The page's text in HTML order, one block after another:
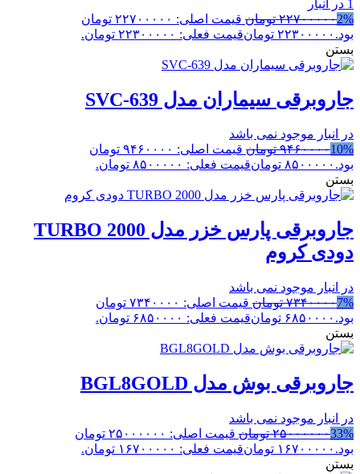
1 در انبار
2%۲۲۷۰۰۰۰۰ تومان
قیمت اصلی: ۲۲۷۰۰۰۰۰ تومان
بود. ۲۲۳۰۰۰۰۰ تومانقیمت فعلی: ۲۲۳۰۰۰۰۰ تومان.
بستن
جاروبرقی سیماران مدل SVC-639
در انبار موجود نمی باشد
10%۹۴۶۰۰۰۰ تومان
قیمت اصلی: ۹۴۶۰۰۰۰ تومان
بود. ۸۵۰۰۰۰۰ تومانقیمت فعلی: ۸۵۰۰۰۰۰ تومان.
بستن
جاروبرقی پارس خزر مدل TURBO 2000
دودی کروم
در انبار موجود نمی باشد
7%۷۳۴۰۰۰۰ تومان
قیمت اصلی: ۷۳۴۰۰۰۰ تومان
بود. ۶۸۵۰۰۰۰ تومانقیمت فعلی: ۶۸۵۰۰۰۰ تومان.
بستن
جاروبرقی بوش مدل BGL8GOLD
در انبار موجود نمی باشد
33%۲۵۰۰۰۰۰۰ تومان
قیمت اصلی: ۲۵۰۰۰۰۰۰ تومان
بود. ۱۶۷۰۰۰۰۰ تومانقیمت فعلی: ۱۶۷۰۰۰۰۰ تومان.
بستن